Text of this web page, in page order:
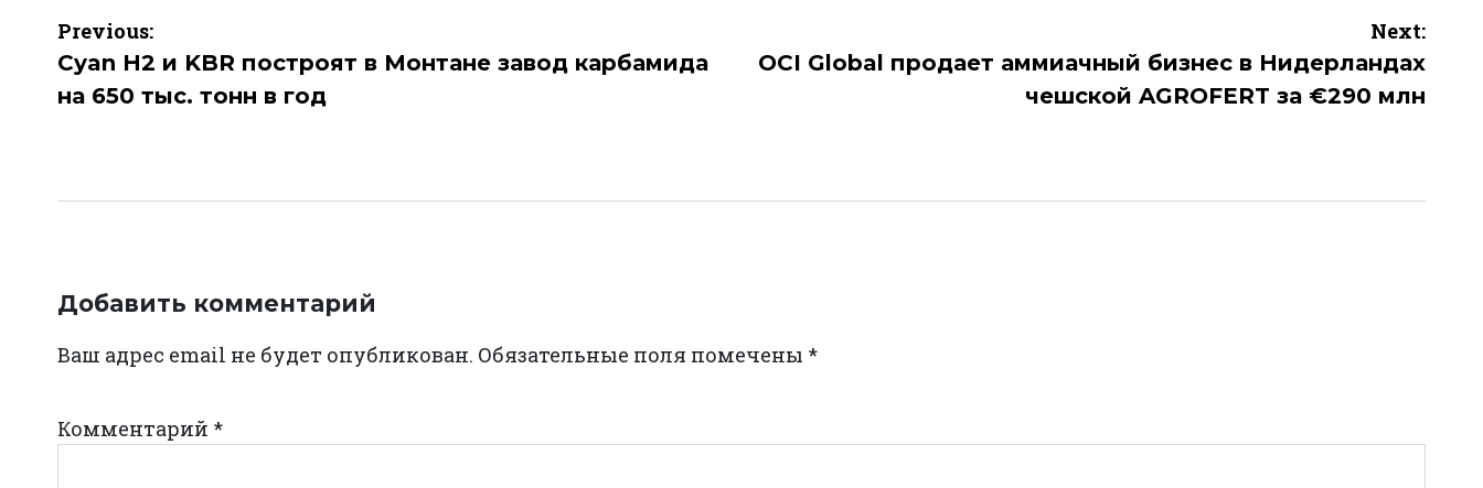
Навигация
по
записям
Previous:
Cyan H2 и KBR построят в Монтане завод карбамида
на 650 тыс. тонн в год
Next:
OCI Global продает аммиачный бизнес в Нидерландах
чешской AGROFERT за €290 млн
Добавить комментарий
Ваш адрес email не будет опубликован. Обязательные поля помечены *
Комментарий *